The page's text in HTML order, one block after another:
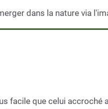
dans la nature via
facile que celui accroché